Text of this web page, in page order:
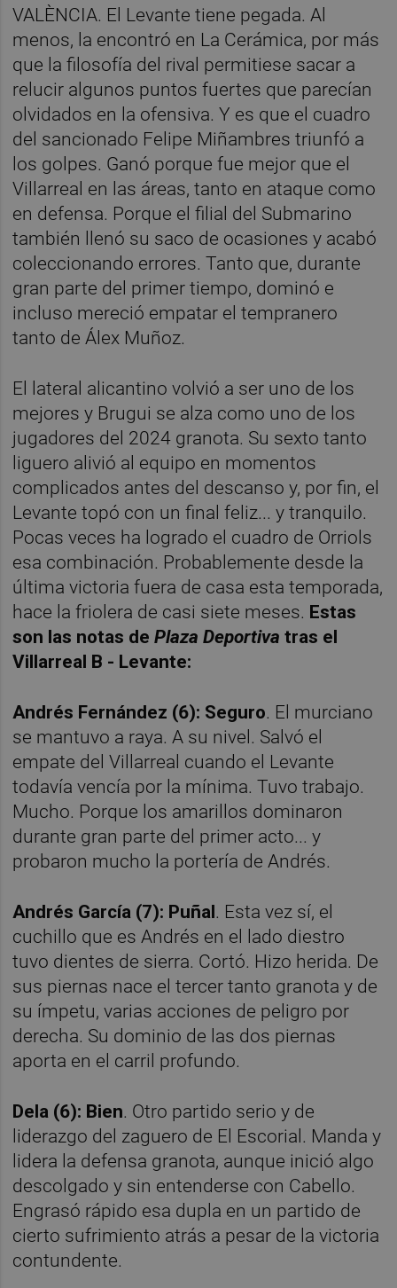
VALÈNCIA. El Levante tiene pegada. Al
menos, la encontró en La Cerámica, por más
que la filosofía del rival permitiese sacar a
relucir algunos puntos fuertes que parecían
olvidados en la ofensiva. Y es que el cuadro
del sancionado Felipe Miñambres triunfó a
los golpes. Ganó porque fue mejor que el
Villarreal en las áreas, tanto en ataque como
en defensa. Porque el filial del Submarino
también llenó su saco de ocasiones y acabó
coleccionando errores. Tanto que, durante
gran parte del primer tiempo, dominó e
incluso mereció empatar el tempranero
tanto de Álex Muñoz.
El lateral alicantino volvió a ser uno de los
mejores y Brugui se alza como uno de los
jugadores del 2024 granota. Su sexto tanto
liguero alivió al equipo en momentos
complicados antes del descanso y, por fin, el
Levante topó con un final feliz... y tranquilo.
Pocas veces ha logrado el cuadro de Orriols
esa combinación. Probablemente desde la
última victoria fuera de casa esta temporada,
hace la friolera de casi siete meses. Estas
son las notas dePlaza Deportiva tras el
Villarreal B - Levante:
Andrés Fernández (6): Seguro. El murciano
se mantuvo a raya. A su nivel. Salvó el
empate del Villarreal cuando el Levante
todavía vencía por la mínima. Tuvo trabajo.
Mucho. Porque los amarillos dominaron
durante gran parte del primer acto... y
probaron mucho la portería de Andrés.
Andrés García (7): Puñal. Esta vez sí, el
cuchillo que es Andrés en el lado diestro
tuvo dientes de sierra. Cortó. Hizo herida. De
sus piernas nace el tercer tanto granota y de
su ímpetu, varias acciones de peligro por
derecha. Su dominio de las dos piernas
aporta en el carril profundo.
Dela (6): Bien. Otro partido serio y de
liderazgo del zaguero de El Escorial. Manda y
lidera la defensa granota, aunque inició algo
descolgado y sin entenderse con Cabello.
Engrasó rápido esa dupla en un partido de
cierto sufrimiento atrás a pesar de la victoria
contundente.